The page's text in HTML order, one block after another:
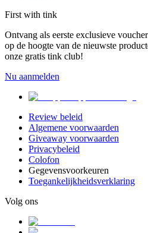
First with tink
Ontvang als eerste exclusieve
op de hoogte van de nieuwste
onze gratis tink club!
Nu aanmelden
Review beleid
Algemene voorwaarden
Giveaway voorwaarden
Privacybeleid
Colofon
Gegevensvoorkeuren
Toegankelijkheidsverklaring
Volg ons